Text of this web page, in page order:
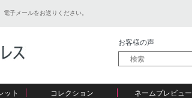
電子メールをお送りください。
お客様の声
ット
コレクション
ネームプレビュー